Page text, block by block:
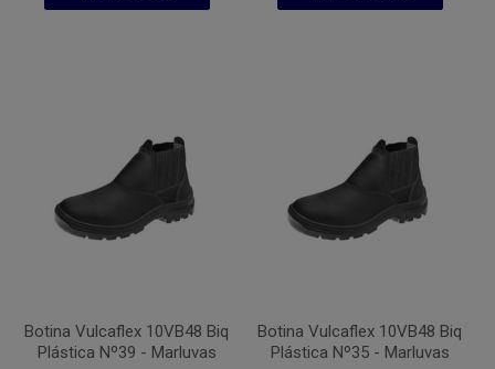
Botina Vulcaflex 10VB48 Biq
Plástica Nº39 - Marluvas
Botina Vulcaflex 10VB48 Biq
Plástica Nº35 - Marluvas